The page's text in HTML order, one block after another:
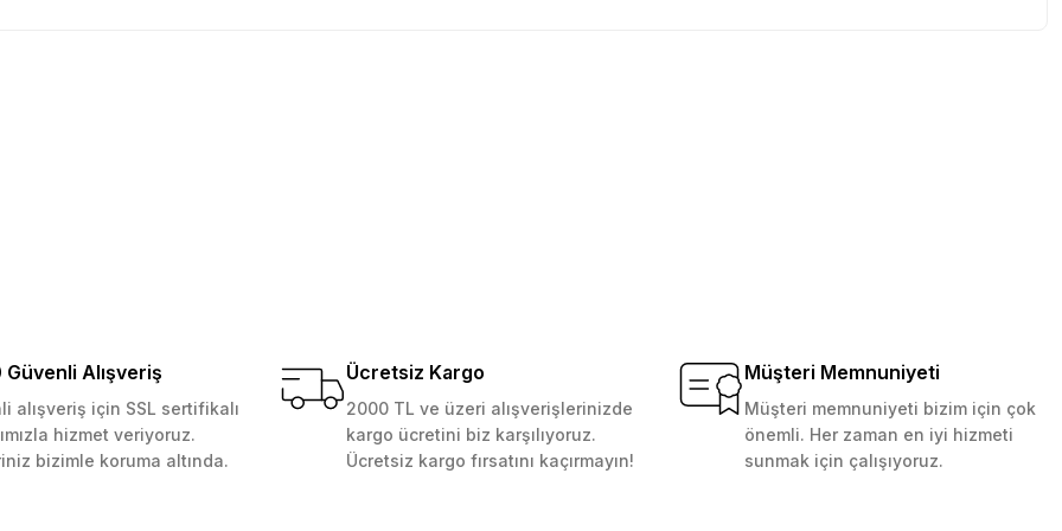
Güvenli Alışveriş
alışveriş için SSL sertifikalı
hizmet veriyoruz.
bizimle koruma altında.
Ücretsiz Kargo
2000 TL ve üzeri alışverişlerinizde
kargo ücretini biz karşılıyoruz.
Ücretsiz kargo fırsatını kaçırmayın!
Müşteri Memnuniyeti
Müşteri memnuniyeti bizim için çok
önemli. Her zaman en iyi hizmeti
sunmak için çalışıyoruz.